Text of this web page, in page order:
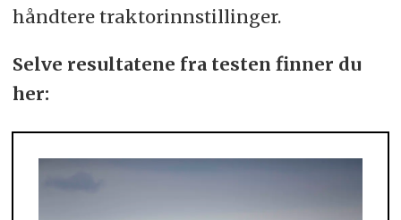
håndtere traktorinnstillinger.
Selve resultatene fra testen finner du
her: